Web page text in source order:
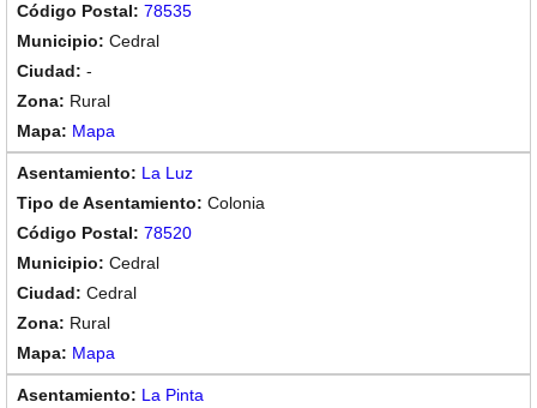
78535
Cedral
-
Rural
Mapa
La Luz
Colonia
78520
Cedral
Cedral
Rural
Mapa
La Pinta